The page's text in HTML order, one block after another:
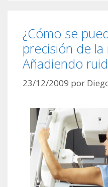
¿Cómo se
precisión de la
Añadiendo
23/12/2009 por